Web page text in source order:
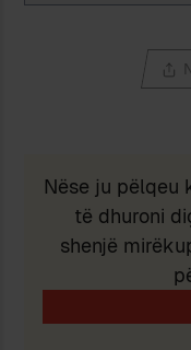
Nëse ju pëlqeu
të dhuroni
shenjë